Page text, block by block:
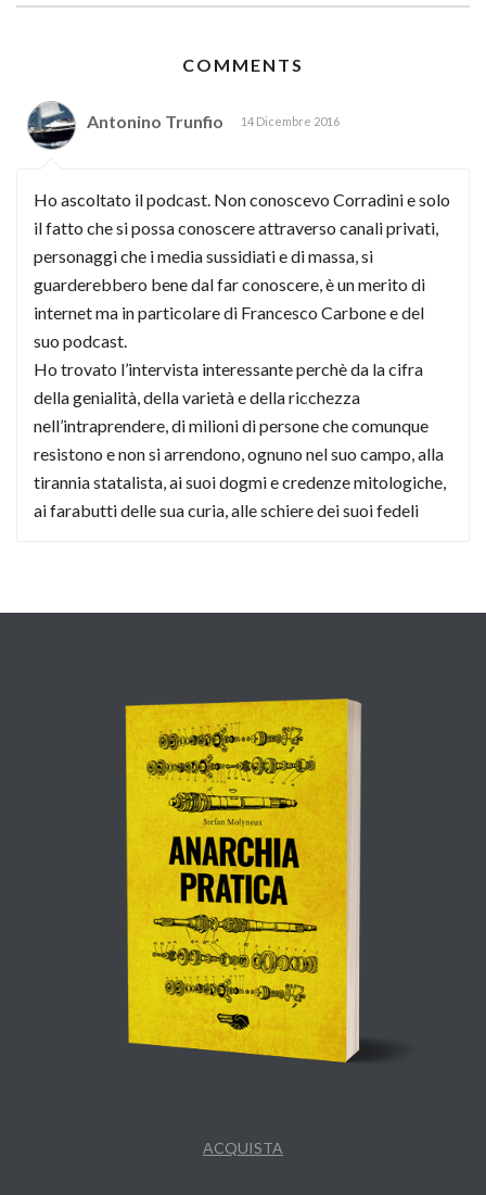
COMMENTS
Antonino Trunfio 14 Dicembre 2016
Ho ascoltato il podcast. Non conoscevo Corradini e solo
il fatto che si possa conoscere attraverso canali privati,
personaggi che i media sussidiati e di massa, si
guarderebbero bene dal far conoscere, è un merito di
internet ma in particolare di Francesco Carbone e del
suo podcast.
Ho trovato l’intervista interessante perchè da la cifra
della genialità, della varietà e della ricchezza
nell’intraprendere, di milioni di persone che comunque
resistono e non si arrendono, ognuno nel suo campo, alla
tirannia statalista, ai suoi dogmi e credenze mitologiche,
ai farabutti delle sua curia, alle schiere dei suoi fedeli
ACQUISTA